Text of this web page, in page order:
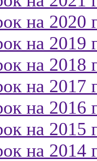
на 2020
на 2019
на 2018
на 2017
на 2016
на 2015
на 2014